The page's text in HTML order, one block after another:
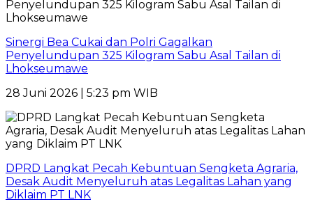
Sinergi Bea Cukai dan Polri Gagalkan
Penyelundupan 325 Kilogram Sabu Asal Tailan di
Lhokseumawe
28 Juni 2026 | 5:23 pm WIB
DPRD Langkat Pecah Kebuntuan Sengketa Agraria,
Desak Audit Menyeluruh atas Legalitas Lahan yang
Diklaim PT LNK